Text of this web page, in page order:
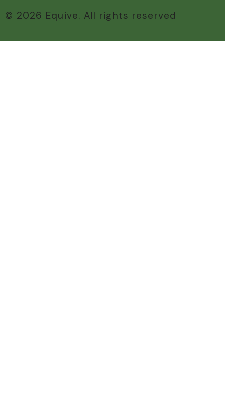
© 2026 Equive. All rights reserved